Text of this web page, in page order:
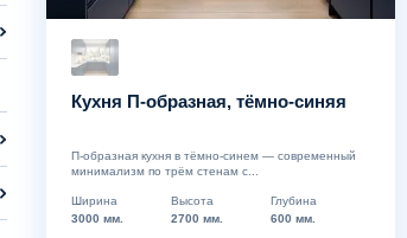
Кухня П-образная, тёмно-синяя
П-образная кухня в тёмно-синем — современный
минимализм по трём стенам с...
Ширина
3000 мм.
Высота
2700 мм.
Глубина
600 мм.